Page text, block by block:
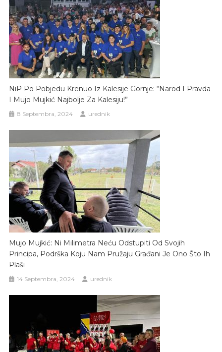
NiP Po Pobjedu Krenuo Iz Kalesije Gornje: “Narod I Pravda
I Mujo Mujkić Najbolje Za Kalesiju!”
8 Septembra, 2024 urednik
Mujo Mujkić: Ni Milimetra Neću Odstupiti Od Svojih
Principa, Podrška Koju Nam Pružaju Građani Je Ono Što Ih
Plaši
14 Septembra, 2024 urednik